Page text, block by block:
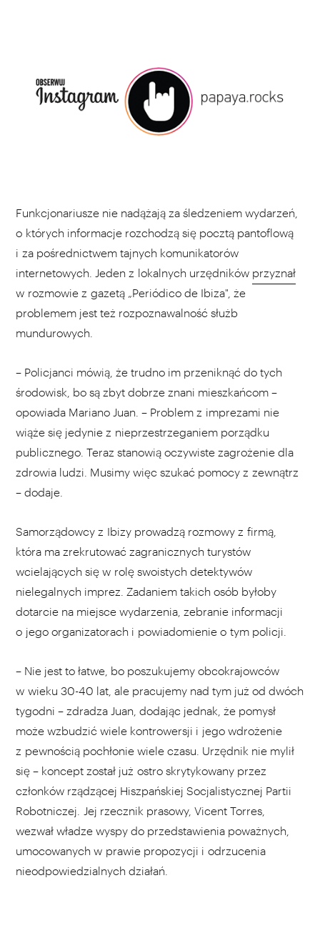
Funkcjonariusze nie nadążają za śledzeniem wydarzeń,
o których informacje rozchodzą się pocztą pantoflową
i za pośrednictwem tajnych komunikatorów
internetowych. Jeden z lokalnych urzędników przyznał
w rozmowie z gazetą „Periódico de Ibiza", że
problemem jest też rozpoznawalność służb
mundurowych.
– Policjanci mówią, że trudno im przeniknąć do tych
środowisk, bo są zbyt dobrze znani mieszkańcom –
opowiada Mariano Juan. – Problem z imprezami nie
wiąże się jedynie z nieprzestrzeganiem porządku
publicznego. Teraz stanowią oczywiste zagrożenie dla
zdrowia ludzi. Musimy więc szukać pomocy z zewnątrz
– dodaje.
Samorządowcy z Ibizy prowadzą rozmowy z firmą,
która ma zrekrutować zagranicznych turystów
wcielających się w rolę swoistych detektywów
nielegalnych imprez. Zadaniem takich osób byłoby
dotarcie na miejsce wydarzenia, zebranie informacji
o jego organizatorach i powiadomienie o tym policji.
– Nie jest to łatwe, bo poszukujemy obcokrajowców
w wieku 30-40 lat, ale pracujemy nad tym już od dwóch
tygodni – zdradza Juan, dodając jednak, że pomysł
może wzbudzić wiele kontrowersji i jego wdrożenie
z pewnością pochłonie wiele czasu. Urzędnik nie mylił
się – koncept został już ostro skrytykowany przez
członków rządzącej Hiszpańskiej Socjalistycznej Partii
Robotniczej. Jej rzecznik prasowy, Vicent Torres,
wezwał władze wyspy do przedstawienia poważnych,
umocowanych w prawie propozycji i odrzucenia
nieodpowiedzialnych działań.